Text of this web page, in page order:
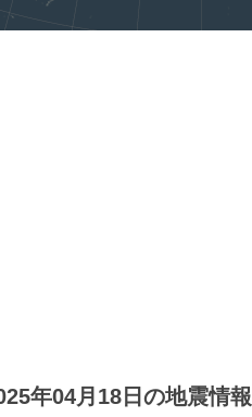
年04月18日の地震情報